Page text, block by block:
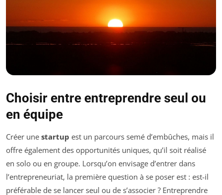
Choisir entre entreprendre seul ou
en équipe
Créer une startup est un parcours semé d’embûches, mais il
offre également des opportunités uniques, qu’il soit réalisé
en solo ou en groupe. Lorsqu’on envisage d’entrer dans
l’entrepreneuriat, la première question à se poser est : est-il
préférable de se lancer seul ou de s’associer ? Entreprendre